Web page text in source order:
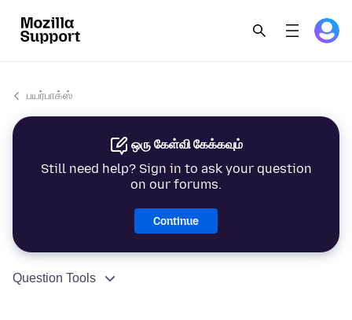
பயர்பாக்ஸ்
ஒரு கேள்வி கேக்கவும்
Still need help? Sign in to ask your question
on our forums.
Continue
Question Tools